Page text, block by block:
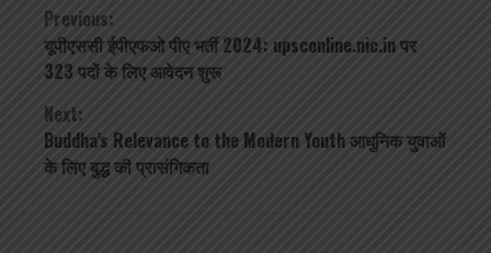
Continue
Reading
Previous:
यूपीएससी ईपीएफओ पीए भर्ती 2024: upsconline.nic.in पर
323 पदों के लिए आवेदन शुरू
Next:
Buddha’s Relevance to the Modern Youth आधुनिक युवाओं
के लिए बुद्ध की प्रासंगिकता